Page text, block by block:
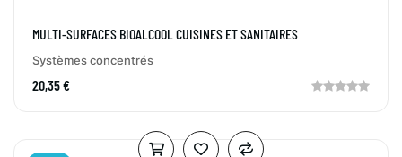
MULTI-SURFACES BIOALCOOL CUISINES ET SANITAIRES
Systèmes concentrés
20,35 €